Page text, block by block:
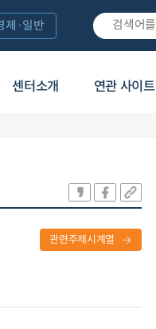
센터소개 연관 사이트
제·일반
관련주제시계열